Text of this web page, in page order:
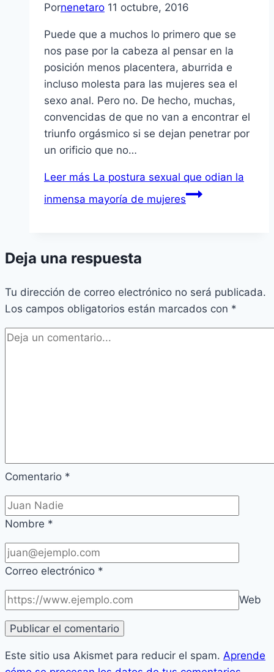
Pornenetaro 11 octubre, 2016
Puede que a muchos lo primero que se
nos pase por la cabeza al pensar en la
posición menos placentera, aburrida e
incluso molesta para las mujeres sea el
sexo anal. Pero no. De hecho, muchas,
convencidas de que no van a encontrar el
triunfo orgásmico si se dejan penetrar por
un orificio que no…
Leer más La postura sexual que odian la
inmensa mayoría de mujeres
Deja una respuesta
Tu dirección de correo electrónico no será publicada.
Los campos obligatorios están marcados con *
Comentario *
Nombre *
Correo electrónico *
Web
Este sitio usa Akismet para reducir el spam. Aprende